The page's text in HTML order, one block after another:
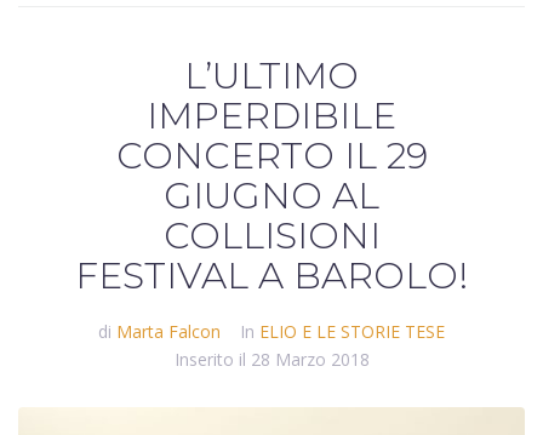
L’ULTIMO
IMPERDIBILE
CONCERTO IL 29
GIUGNO AL
COLLISIONI
FESTIVAL A BAROLO!
di Marta Falcon In ELIO E LE STORIE TESE
Inserito il 28 Marzo 2018